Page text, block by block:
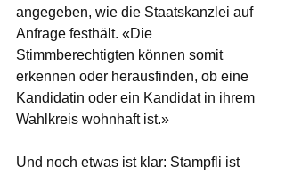
angegeben, wie die Staatskanzlei auf
Anfrage festhält. «Die
Stimmberechtigten können somit
erkennen oder herausfinden, ob eine
Kandidatin oder ein Kandidat in ihrem
Wahlkreis wohnhaft ist.»
Und noch etwas ist klar: Stampfli ist